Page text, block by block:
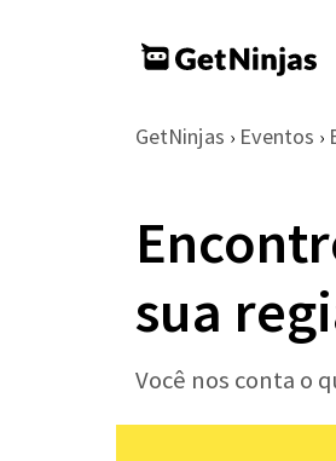
GetNinjas › Eventos ›
sua
Você nos conta o